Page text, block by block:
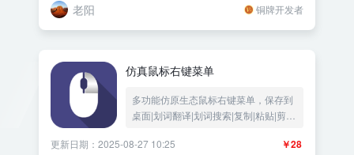
老阳 铜牌开发者
仿真鼠标右键菜单
多功能仿原生态鼠标右键菜单，保存到
桌面|划词翻译|划词搜索|复制|粘贴|剪
在新窗口中打开链接，禁止另存图片查￥28
更新日期：2025-08-27 10:25